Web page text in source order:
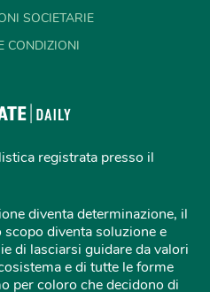
SOCIETARIE
CONDIZIONI
registrata presso il
diventa determinazione, il
diventa soluzione e
di lasciarsi guidare da valori
e di tutte le forme
per coloro che decidono di